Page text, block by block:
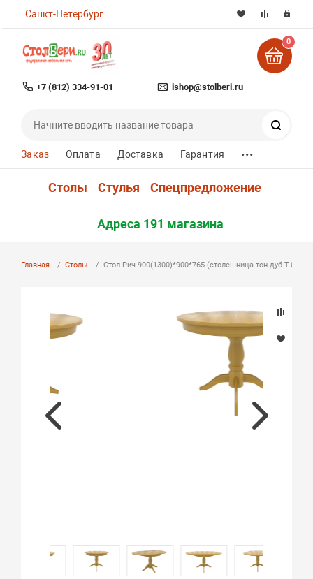
Санкт-Петербург
+7 (812) 334-91-01 ishop@stolberi.ru
0
Заказ Оплата Доставка Гарантия ...
Столы Стулья Спецпредложение
Адреса 191 магазина
Главная Столы Стол Рич 900(1300)*900*765 (столешница тон дуб Т-07 /